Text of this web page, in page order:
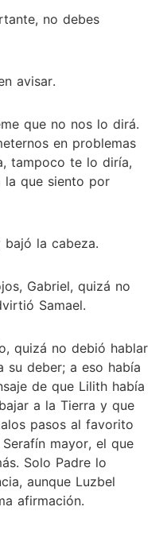
no debes
avisar.
que no nos lo dirá.
en problemas
tampoco te lo diría,
la que siento por
la cabeza.
Gabriel, quizá no
Samael.
quizá no debió hablar
su deber; a eso había
de que Lilith había
a la Tierra y que
pasos al favorito
mayor, el que
Solo Padre lo
aunque Luzbel
afirmación.